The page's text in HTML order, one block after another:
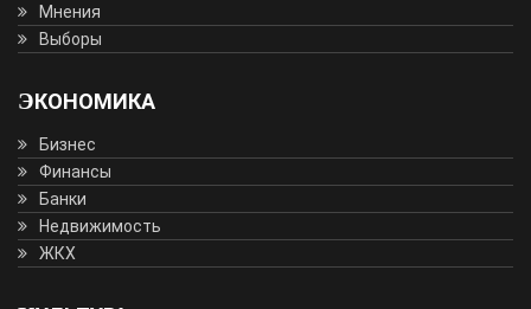
Мнения
Выборы
ЭКОНОМИКА
Бизнес
Финансы
Банки
Недвижимость
ЖКХ